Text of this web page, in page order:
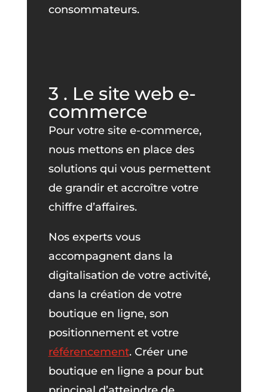
consommateurs.
3 . Le site web e-
commerce
Pour votre site e-commerce,
nous mettons en place des
solutions qui vous permettent
de grandir et accroître votre
chiffre d’affaires.
Nos experts vous
accompagnent dans la
digitalisation de votre activité,
dans la création de votre
boutique en ligne, son
positionnement et votre
référencement. Créer une
boutique en ligne a pour but